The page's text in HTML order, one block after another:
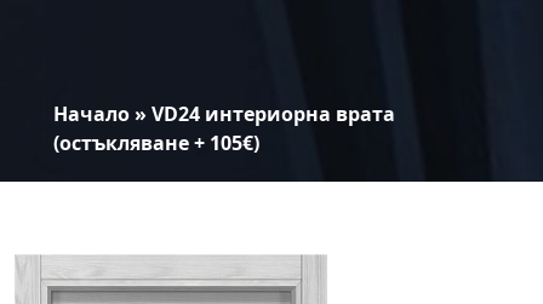
Начало» VD24 интериорна врата
(остъкляване + 105€)